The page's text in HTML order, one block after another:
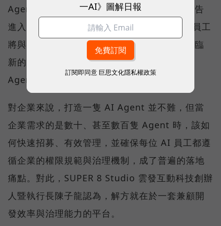
Agent將接管工作流程」，企業營運已正式宣告
進入 AI 代理人時代。在可預見的未來，真人員工
將與大量 AI Agent 協同工作，而企業也將面臨
新的挑戰—如何規模化部署與管理這些 AI
Agent。
對企業來說，打造一隻 AI Agent 並不難，但當
企業需求的是數十、甚至數百隻 Agent 時，該如
何快速招募、有效管理，並確保每位 AI 員工都遵
循企業的權限規範與治理機制，成了普遍的落地
痛點。對此，SUPER 8 Studio 雲發互動科技創辦
人暨執行長陳子龍認為，解方就在於一套兼顧開
發效率與治理能力的平台。
一AI》圖解日報
訂閱即同意 巨思文化隱私權政策